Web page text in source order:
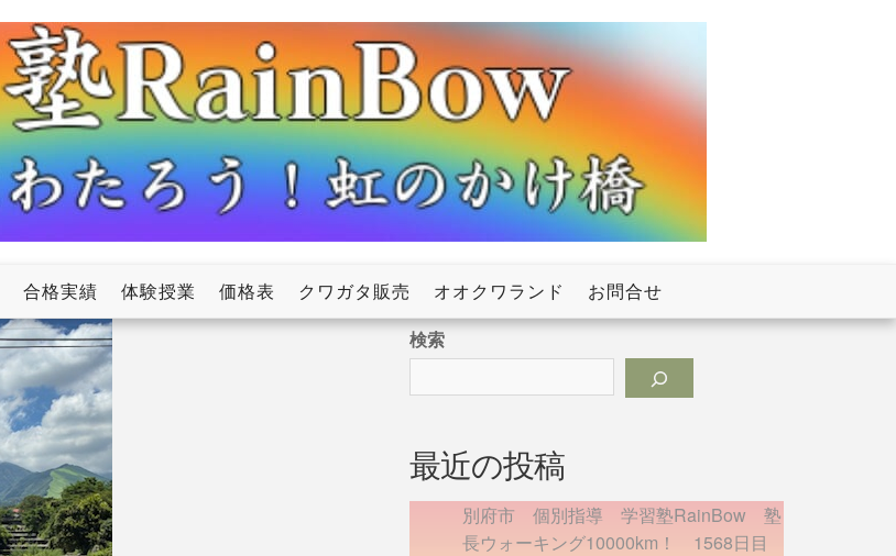
合格実績 体験授業 価格表 クワガタ販売 オオクワランド お問合せ
検索
最近の投稿
別府市 個別指導 学習塾RainBow 塾
長ウォーキング10000km！ 1568日目